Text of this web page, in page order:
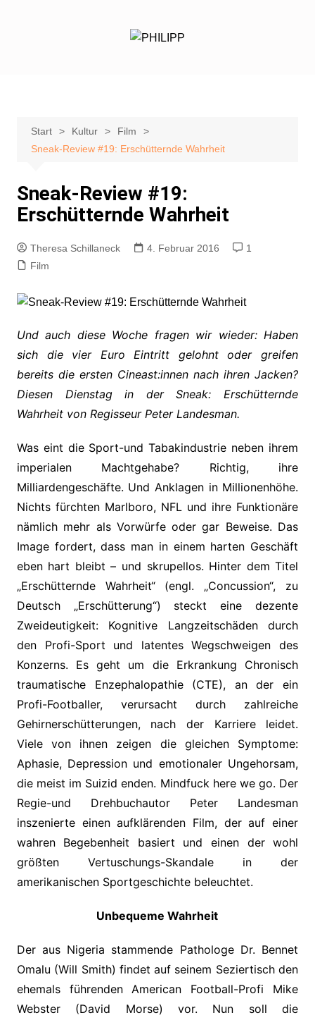
Start Kultur
Film
Sneak-Review #19: Erschütternde Wahrheit
Sneak-Review #19:
Erschütternde Wahrheit
Theresa Schillaneck 4. Februar 2016
1
Film
Und auch diese Woche fragen wir wieder: Haben
sich die vier Euro Eintritt gelohnt oder greifen
bereits die ersten Cineast:innen nach ihren Jacken?
Diesen Dienstag in der Sneak: Erschütternde
Wahrheit von Regisseur Peter Landesman.
Was eint die Sport-und Tabakindustrie neben ihrem
imperialen Machtgehabe? Richtig, ihre
Milliardengeschäfte. Und Anklagen in Millionenhöhe.
Nichts fürchten Marlboro, NFL und ihre Funktionäre
nämlich mehr als Vorwürfe oder gar Beweise. Das
Image fordert, dass man in einem harten Geschäft
eben hart bleibt – und skrupellos. Hinter dem Titel
„Erschütternde Wahrheit“ (engl. „Concussion“, zu
Deutsch „Erschütterung“) steckt eine dezente
Zweideutigkeit: Kognitive Langzeitschäden durch
den Profi-Sport und latentes Wegschweigen des
Konzerns. Es geht um die Erkrankung Chronisch
traumatische Enzephalopathie (CTE), an der ein
Profi-Footballer, verursacht durch zahlreiche
Gehirnerschütterungen, nach der Karriere leidet.
Viele von ihnen zeigen die gleichen Symptome:
Aphasie, Depression und emotionaler Ungehorsam,
die meist im Suizid enden. Mindfuck here we go. Der
Regie-und Drehbuchautor Peter Landesman
inszenierte einen aufklärenden Film, der auf einer
wahren Begebenheit basiert und einen der wohl
größten Vertuschungs-Skandale in der
amerikanischen Sportgeschichte beleuchtet.
Unbequeme Wahrheit
Der aus Nigeria stammende Pathologe Dr. Bennet
Omalu (Will Smith) findet auf seinem Seziertisch den
ehemals führenden American Football-Profi Mike
Webster (David Morse) vor. Nun soll die